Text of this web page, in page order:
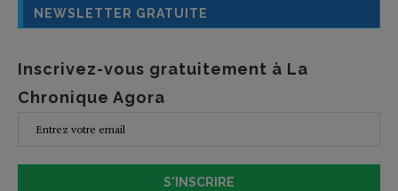
NEWSLETTER GRATUITE
Inscrivez-vous gratuitement à La
Chronique Agora
S'INSCRIRE